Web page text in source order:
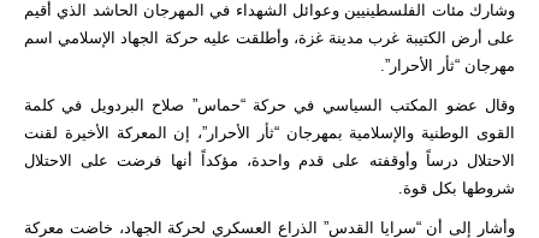
وشارك مئات الفلسطينيين وعوائل الشهداء في المهرجان الحاشد الذي أقيم
على أرض الكتيبة غرب مدينة غزة، وأطلقت عليه حركة الجهاد الإسلامي اسم
مهرجان “ثأر الأحرار”.
وقال عضو المكتب السياسي في حركة “حماس” صلاح البردويل في كلمة
القوى الوطنية والإسلامية بمهرجان “ثأر الأحرار”، إن المعركة الأخيرة لقنت
الاحتلال درساً وأوقفته على قدم واحدة، مؤكداً أنها فرضت على الاحتلال
شروطها بكل قوة.
وأشار إلى أن “سرايا القدس” الذراع العسكري لحركة الجهاد، خاضت معركة